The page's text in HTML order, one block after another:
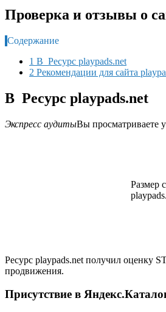
Проверка и отзывы о
Содержание
1 В Ресурс playpads.net
2 Рекомендации для сайта
В Ресурс playpads.net
Экспресс аудитыВы просматриваете
Размер
Ресурс playpads.net получил оценку
продвижения.
Присутствие в